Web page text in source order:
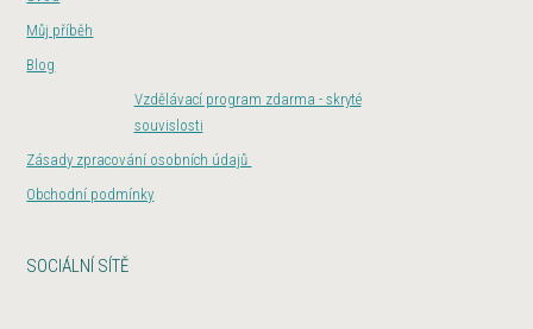
Můj příběh
Blog
Vzdělávací program zdarma - skryté
souvislosti
Zásady zpracování osobních údajů
Obchodní podmínky
SOCIÁLNÍ SÍTĚ